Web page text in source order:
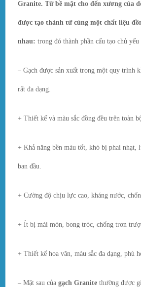
Granite. Từ bề mặt cho đến xương của
được tạo thành từ cùng một chất liệu
nhau:trong đó thành phần cấu tạo chủ yếu
– Gạch được sản xuất trong một quy trình
rất đa dạng.
+ Thiết kế và màu sắc đồng đều trên toàn
+ Khả năng bền màu tốt, khó bị phai
ban đầu.
+ Cường độ chịu lực cao, kháng nước,
+ Ít bị mài mòn, bong tróc, chống trơn
+ Thiết kế hoa văn, màu sắc đa dạng, phù
– Mặt sau củagạch Granite thường được